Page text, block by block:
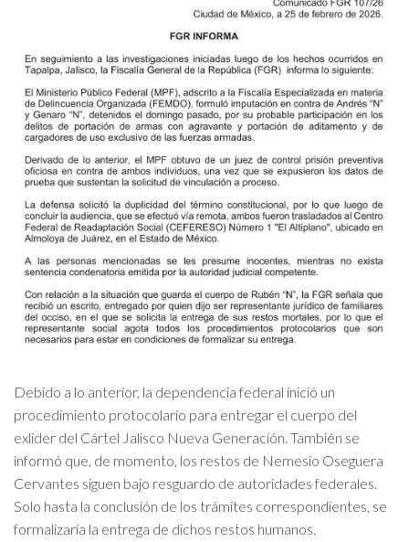
Debido a lo anterior, la dependencia federal inició un
procedimiento protocolario para entregar el cuerpo del
exlíder del Cártel Jalisco Nueva Generación. También se
informó que, de momento, los restos de Nemesio Oseguera
Cervantes siguen bajo resguardo de autoridades federales.
Solo hasta la conclusión de los trámites correspondientes, se
formalizaría la entrega de dichos restos humanos.